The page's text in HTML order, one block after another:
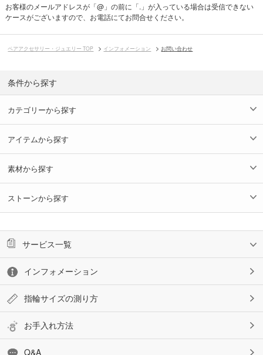
お客様のメールアドレスが「@」の前に「.」が入っている場合は受信できない
ケースがございますので、お電話にてお問合せください。
ペアアクセサリー・ジュエリー TOP インフォメーション お問い合わせ
条件から探す
カテゴリーから探す
アイテムから探す
素材から探す
ストーンから探す
サービス一覧
インフォメーション
指輪サイズの測り方
お手入れ方法
Q&A